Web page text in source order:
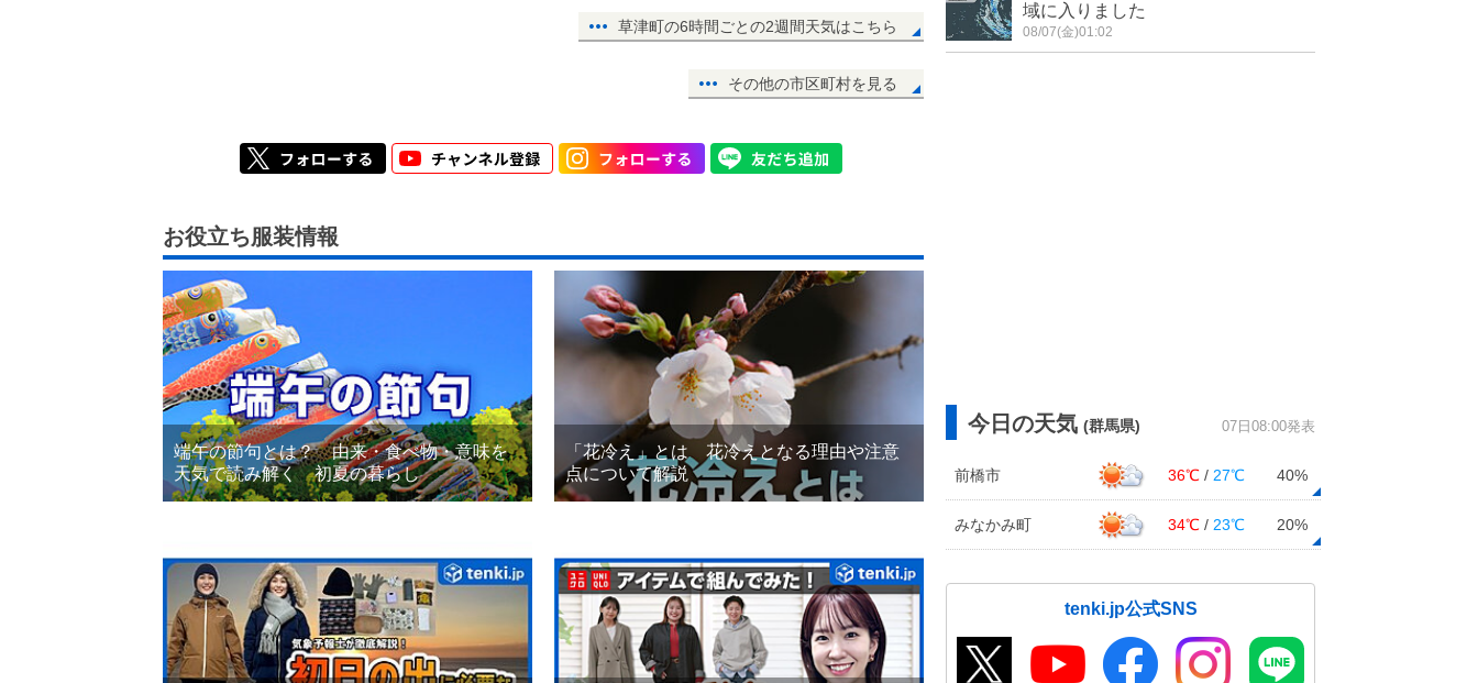
草津町の6時間ごとの2週間天気はこちら
その他の市区町村を見る
お役立ち服装情報
端午の節句とは？ 由来・食べ物・意味を
天気で読み解く 初夏の暮らし
「花冷え」とは 花冷えとなる理由や注意
点について解説
域に入りました
08/07(金)01:02
今日の天気 (群馬県) 07日08:00発表
前橋市 36℃ / 27℃ 40%
みなかみ町 34℃ / 23℃ 20%
tenki.jp公式SNS